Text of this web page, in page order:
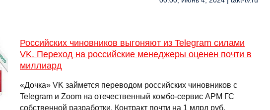
Российских чиновников выгоняют из Telegram силами
VK. Переход на российские менеджеры оценен почти в
миллиард
«Дочка» VK займется переводом российских чиновников с
Telegram и Zoom на отечественный комбо-сервис АРМ ГС
собственной разработки. Контракт почти на 1 млрд руб.